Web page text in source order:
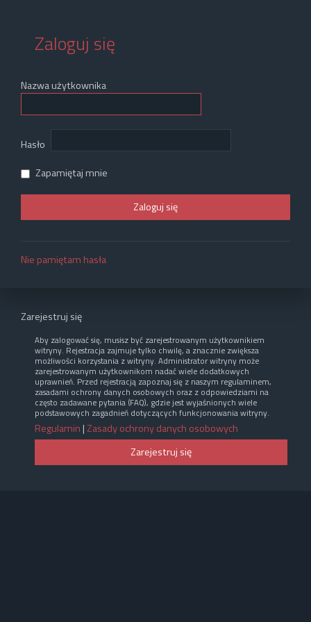
Zaloguj się
Nazwa użytkownika
Hasło
Zapamiętaj mnie
Nie pamiętam hasła
Zarejestruj się
Aby zalogować się, musisz być zarejestrowanym użytkownikiem
witryny. Rejestracja zajmuje tylko chwilę, a znacznie zwiększa
możliwości korzystania z witryny. Administrator witryny może
zarejestrowanym użytkownikom nadać wiele dodatkowych
uprawnień. Przed rejestracją zapoznaj się z naszym regulaminem,
zasadami ochrony danych osobowych oraz z odpowiedziami na
często zadawane pytania (FAQ), gdzie jest wyjaśnionych wiele
podstawowych zagadnień dotyczących funkcjonowania witryny.
Regulamin | Zasady ochrony danych osobowych
Zarejestruj się